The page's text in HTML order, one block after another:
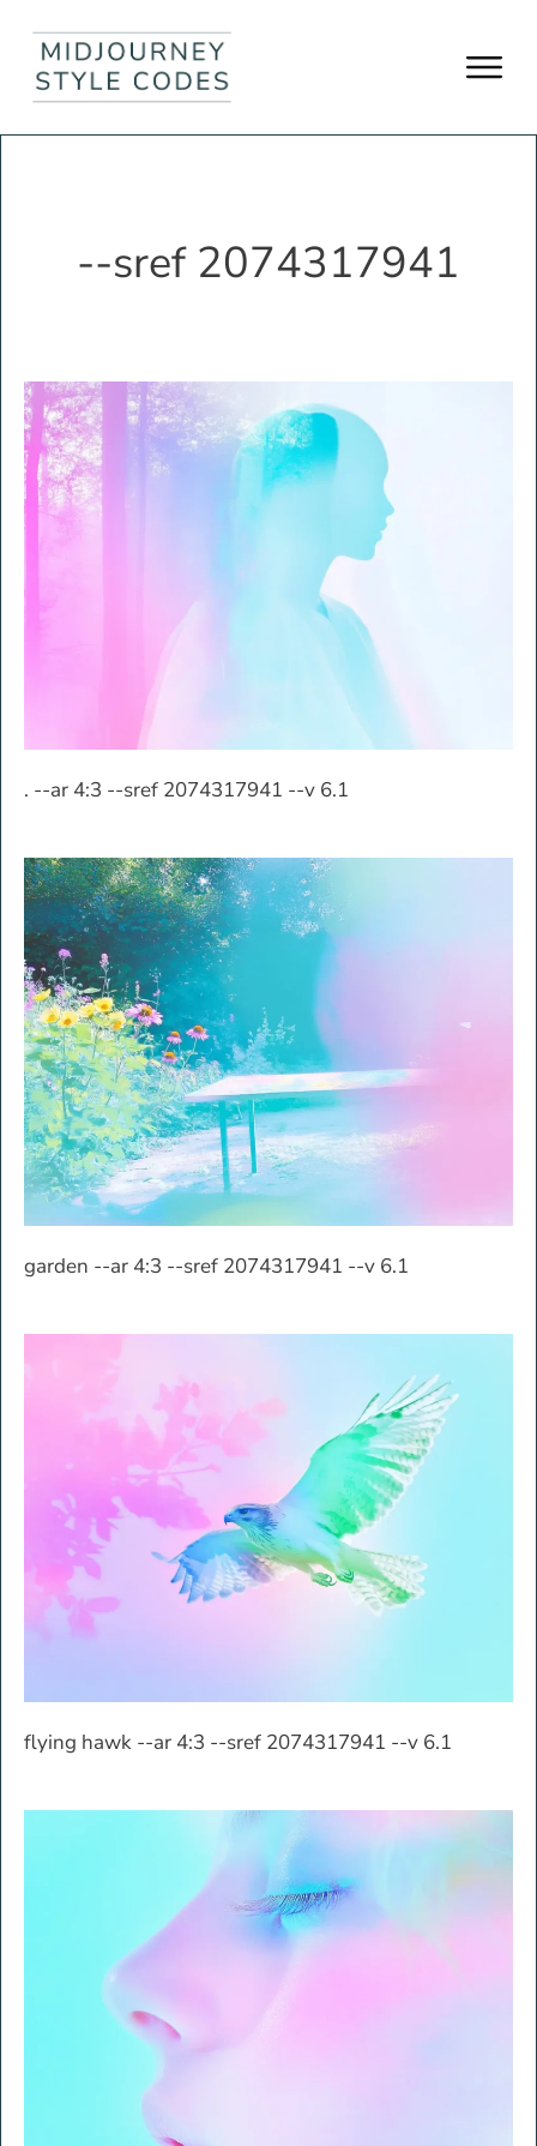
--sref 2074317941
. --ar 4:3 --sref 2074317941 --v 6.1
garden --ar 4:3 --sref 2074317941 --v 6.1
flying hawk --ar 4:3 --sref 2074317941 --v 6.1